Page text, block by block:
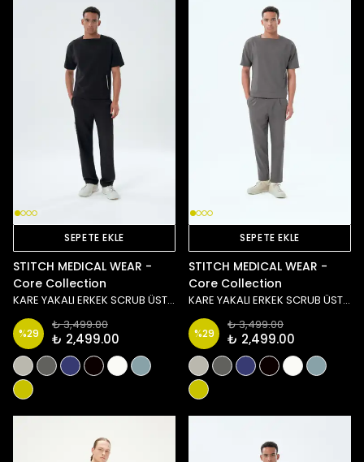
SEPETE EKLE
STITCH MEDICAL WEAR -
Core Collection
KARE YAKALI ERKEK SCRUB ÜST - SİYAH
%29
₺ 3,499.00
₺ 2,499.00
SEPETE EKLE
STITCH MEDICAL WEAR -
Core Collection
KARE YAKALI ERKEK SCRUB ÜST - ANTRASİT
%29
₺ 3,499.00
₺ 2,499.00